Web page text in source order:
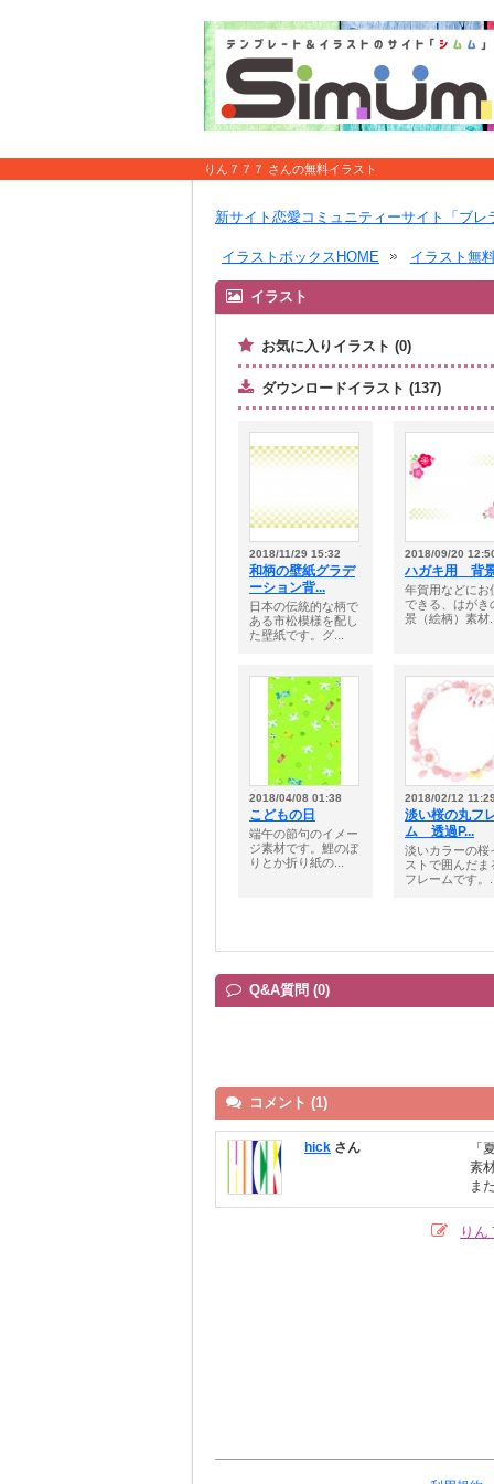
りん７７７ さんの無料イラスト
新サイト恋愛コミュニティーサイト「ブレ
イラストボックスHOME イラスト無
イラスト
お気に入りイラスト (0)
ダウンロードイラスト (137)
2018/11/29 15:32
和柄の壁紙グラデ
ーション背...
日本の伝統的な柄で
ある市松模様を配し
た壁紙です。グ...
2018/09/20
ハガキ用 背
年賀用などにお
できる、はがき
景（絵柄）素材
2018/04/08 01:38
こどもの日
端午の節句のイメー
ジ素材です。鯉のぼ
りとか折り紙の...
2018/02/12
淡い桜の丸フ
ム 透過P...
淡いカラーの桜
ストで囲んだま
フレームです。
Q&A質問 (0)
コメント (1)
hick さん
「
素
ま
りん